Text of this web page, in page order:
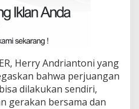
Herry Andriantoni yang
bahwa perjuangan
dilakukan sendiri,
gerakan bersama dan